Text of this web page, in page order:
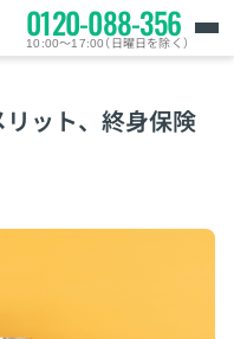
0120-088-356
10:00～17:00（日曜日を除く）
ット、終身保険